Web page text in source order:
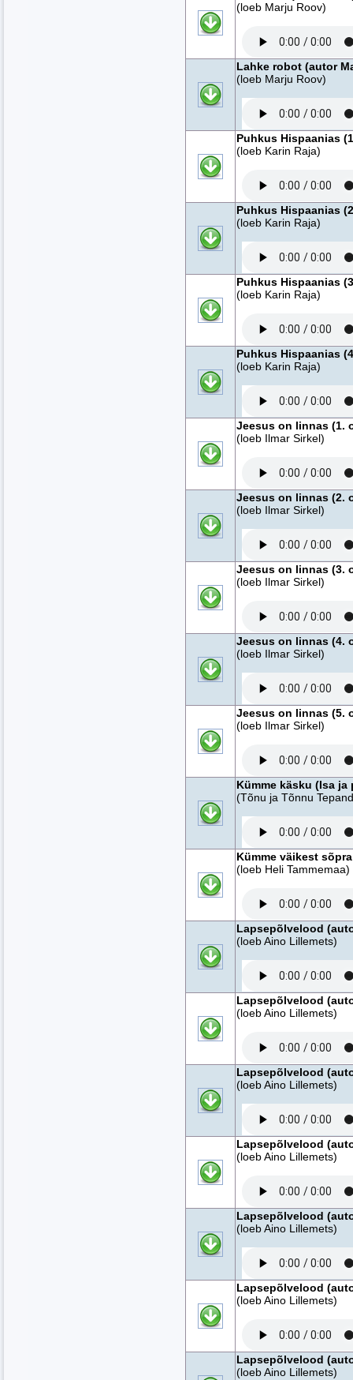
(loeb Marju Roov)
Lahke robot (autor
(loeb Marju Roov)
Puhkus Hispaanias
(loeb Karin Raja)
Puhkus Hispaanias
(loeb Karin Raja)
Puhkus Hispaanias
(loeb Karin Raja)
Puhkus Hispaanias
(loeb Karin Raja)
Jeesus on linnas (1.
(loeb Ilmar Sirkel)
Jeesus on linnas (2.
(loeb Ilmar Sirkel)
Jeesus on linnas (3.
(loeb Ilmar Sirkel)
Jeesus on linnas (4.
(loeb Ilmar Sirkel)
Jeesus on linnas (5.
(loeb Ilmar Sirkel)
Kümme käsku (Isa
(Tõnu ja Tõnnu
Kümme väikest
(loeb Heli Tammemaa)
Lapsepõlvelood
(loeb Aino Lillemets)
Lapsepõlvelood
(loeb Aino Lillemets)
Lapsepõlvelood
(loeb Aino Lillemets)
Lapsepõlvelood
(loeb Aino Lillemets)
Lapsepõlvelood
(loeb Aino Lillemets)
Lapsepõlvelood
(loeb Aino Lillemets)
Lapsepõlvelood
(loeb Aino Lillemets)